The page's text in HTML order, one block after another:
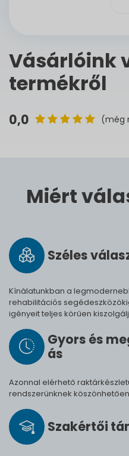
Vásárlóink
termékről
0,0 (még
Miért
Széles
Kínálatunkban a
rehabilitációs
igényeit teljes körűen
Gyors és
ás
Azonnal elérhető
rendszerünknek
Szak­értői